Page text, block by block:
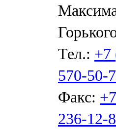
Тел.: +7
570-50-
Факс:
236-12-